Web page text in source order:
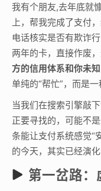
我有个朋友,去年底就
上，帮我完成了支付
电话核实是否有欺诈
两年的卡，直接作废，
方的信用体系和你未
单纯的“帮忙”，而是
当我们在搜索引擎敲
正要寻找的，可能不
条能让支付系统感觉“
的今天，其实已经演
第一岔路：